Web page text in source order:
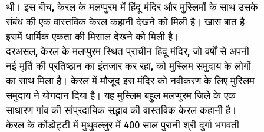
थी। इस बीच, केरल के मलप्पुरम में हिंदू मंदिर और मुस्लिमों के साथ उसके
संबंध की एक वास्तविक केरल कहानी देखने को मिली है। खास बात है
इसमें धार्मिक एकता की मिसाल देखने को मिली है।
दरअसल, केरल के मलप्पुरम स्थित प्राचीन हिंदू मंदिर, जो वर्षों से अपनी
नई मूर्ति की प्रतिष्ठान का इंतजार कर रहा, को मुस्लिम समुदाय के लोगों
का साथ मिला है। केरल में मौजूद इस मंदिर को नवीकरण के लिए मुस्लिम
समुदाय ने योगदान दिया है। यह मुस्लिम बहुल मलप्पुरम जिले के एक
साधारण गांव की सांप्रदायिक सद्भाव की वास्तविक केरल कहानी है।
केरल के कोंडोट्टी में मुथुवल्लुर में 400 साल पुरानी श्री दुर्गा भगवती